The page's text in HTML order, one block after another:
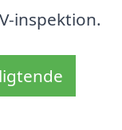
inspektion.